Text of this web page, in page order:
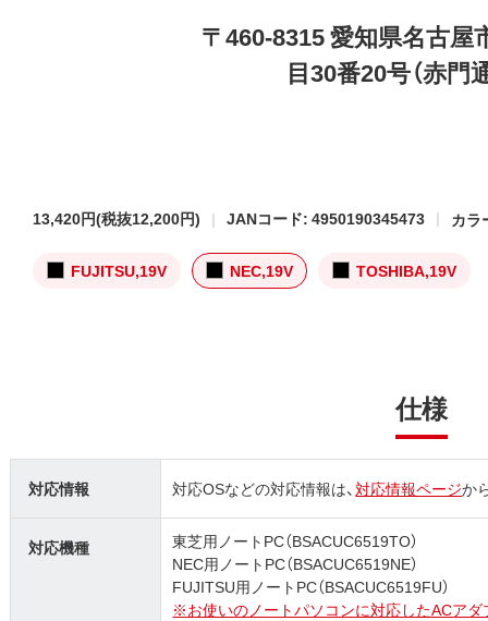
〒460-8315 愛知県名古屋
目30番20号（赤門
13,420円(税抜12,200円) JANコード: 4950190345473 カラ
FUJITSU,19V NEC,19V TOSHIBA,19V
仕様
対応情報 対応OSなどの対応情報は、対応情報ページか
対応機種
東芝用ノートPC（BSACUC6519TO）
NEC用ノートPC（BSACUC6519NE）
FUJITSU用ノートPC（BSACUC6519FU）
※お使いのノートパソコンに対応したACアダ